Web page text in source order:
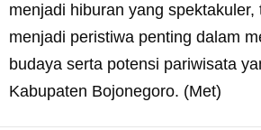
menjadi hiburan yang spektakuler,
menjadi peristiwa penting dalam
budaya serta potensi pariwisata
Kabupaten Bojonegoro. (Met)